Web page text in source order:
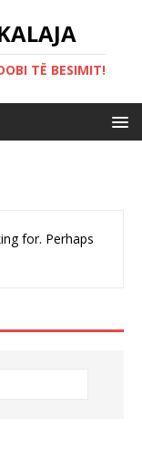
TË BESIMIT!
for. Perhaps